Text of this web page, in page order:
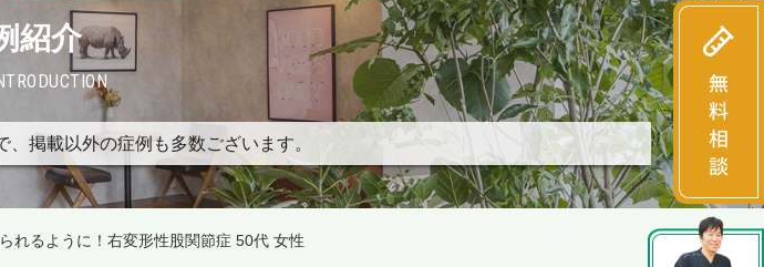
紹介
掲載以外の症例も多数ございます。
れるように！右変形性股関節症 50代 女性